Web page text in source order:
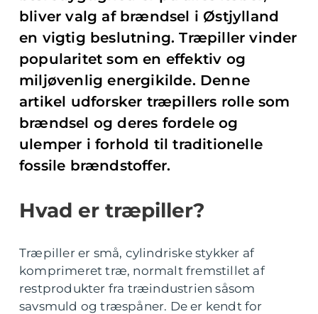
bliver valg af brændsel i Østjylland
en vigtig beslutning. Træpiller vinder
popularitet som en effektiv og
miljøvenlig energikilde. Denne
artikel udforsker træpillers rolle som
brændsel og deres fordele og
ulemper i forhold til traditionelle
fossile brændstoffer.
Hvad er træpiller?
Træpiller er små, cylindriske stykker af
komprimeret træ, normalt fremstillet af
restprodukter fra træindustrien såsom
savsmuld og træspåner. De er kendt for